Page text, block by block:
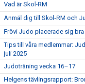
Vad är Skol-RM
Anmäl dig till Skol-RM och
Frövi Judo placerade sig
Tips till våra medlemmar:
juli 2025
Judoträning vecka 16–17
Helgens tävlingsrapport: